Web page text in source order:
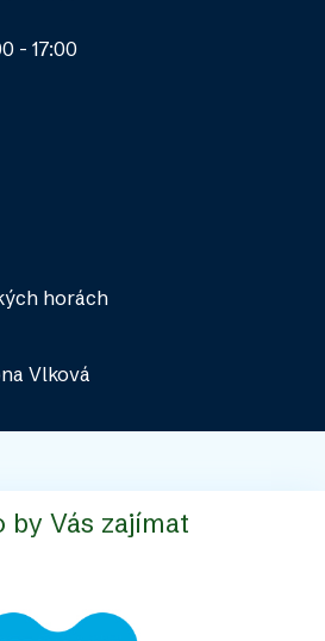
- 17:00
horách
Vlková
by Vás zajímat